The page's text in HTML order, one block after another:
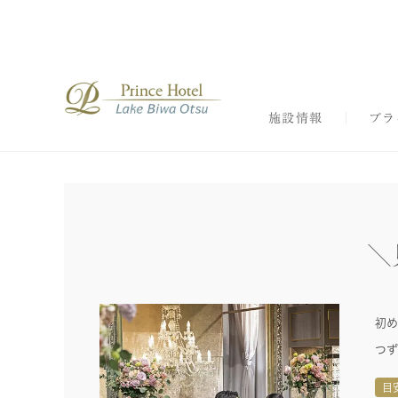
施設情報 ブ
初
つ
目